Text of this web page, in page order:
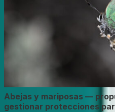
Abejas y mariposas —
gestionar protecciones